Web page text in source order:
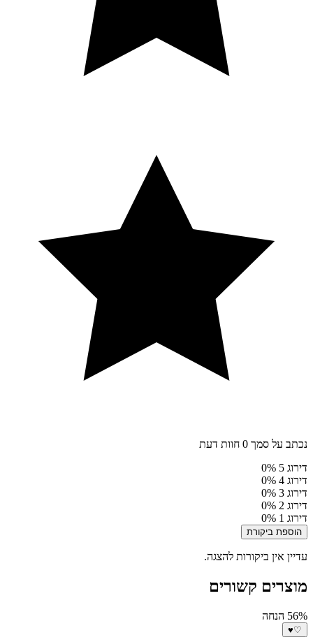
נכתב על סמך 0 חוות דעת
דירוג 5
0%
דירוג 4
0%
דירוג 3
0%
דירוג 2
0%
דירוג 1
0%
הוספת ביקורת
עדיין אין ביקורות להצגה.
מוצרים קשורים
56% הנחה
♡
♥